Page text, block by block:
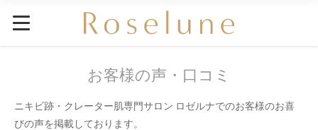
お客様の声・口コミ
ニキビ跡・クレーター肌専門サロン ロゼルナでのお客様のお喜
びの声を掲載しております。